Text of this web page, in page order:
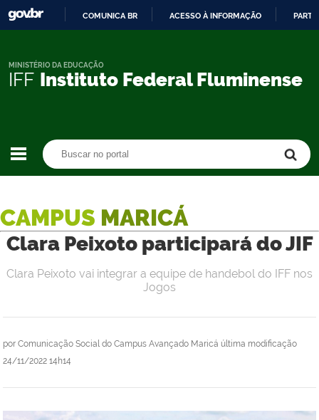
CONTEÚDO
COMUNICA BR ACESSO À INFORMAÇÃO
IFF Instituto Federal Fluminense
MINISTÉRIO DA EDUCAÇÃO
CAMPUS MARICÁ
Clara Peixoto participará do JIF
por Comunicação Social do Campus Avançado Maricá última modificação
24/11/2022 14h14
Clara Peixoto vai integrar a equipe de handebol do IFF nos
Jogos